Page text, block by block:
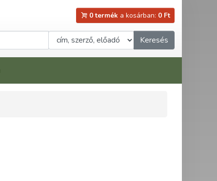
0 termék a kosárban: 0 Ft
Keresés